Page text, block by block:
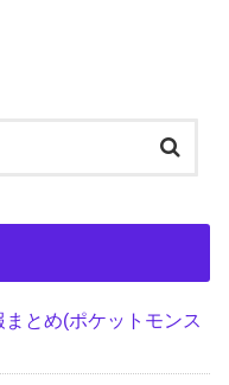
とめ(ポケットモンス